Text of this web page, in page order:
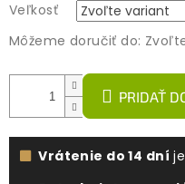
Veľkosť
Môžeme doručiť do:
PRIDAŤ
Vrátenie do 14 dní